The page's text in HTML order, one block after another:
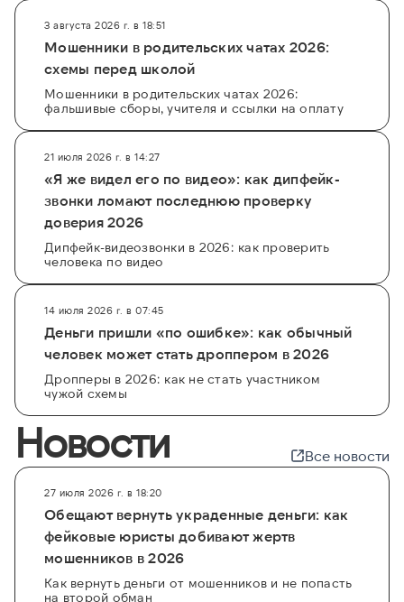
3 августа 2026 г. в 18:51
Мошенники в родительских чатах 2026:
схемы перед школой
Мошенники в родительских чатах 2026:
фальшивые сборы, учителя и ссылки на оплату
21 июля 2026 г. в 14:27
«Я же видел его по видео»: как дипфейк-
звонки ломают последнюю проверку
доверия 2026
Дипфейк-видеозвонки в 2026: как проверить
человека по видео
14 июля 2026 г. в 07:45
Деньги пришли «по ошибке»: как обычный
человек может стать дроппером в 2026
Дропперы в 2026: как не стать участником
чужой схемы
Новости Все новости
27 июля 2026 г. в 18:20
Обещают вернуть украденные деньги: как
фейковые юристы добивают жертв
мошенников в 2026
Как вернуть деньги от мошенников и не попасть
на второй обман